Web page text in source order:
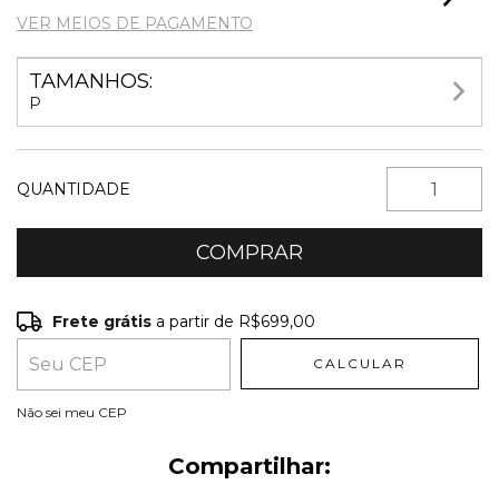
VER MEIOS DE PAGAMENTO
TAMANHOS:
P
QUANTIDADE
Frete grátis R$699,00
Entregas para o CEP:
Frete grátis a partir de R$699,00
CALCULAR
Não sei meu CEP
Compartilhar: